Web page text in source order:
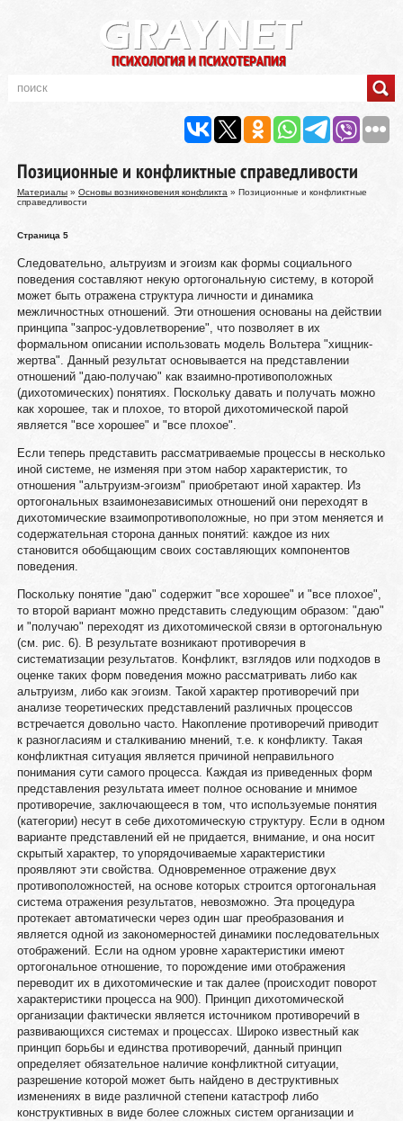
Позиционные и конфликтные справедливости
Материалы» Основы возникновения конфликта » Позиционные и конфликтные
справедливости
Страница 5
Следовательно, альтруизм и эгоизм как формы социального
поведения составляют некую ортогональную систему, в которой
может быть отражена структура личности и динамика
межличностных отношений. Эти отношения основаны на действии
принципа "запрос-удовлетворение", что позволяет в их
формальном описании использовать модель Вольтера "хищник-
жертва". Данный результат основывается на представлении
отношений "даю-получаю" как взаимно-противоположных
(дихотомических) понятиях. Поскольку давать и получать можно
как хорошее, так и плохое, то второй дихотомической парой
является "все хорошее" и "все плохое".
Если теперь представить рассматриваемые процессы в несколько
иной системе, не изменяя при этом набор характеристик, то
отношения "альтруизм-эгоизм" приобретают иной характер. Из
ортогональных взаимонезависимых отношений они переходят в
дихотомические взаимопротивоположные, но при этом меняется и
содержательная сторона данных понятий: каждое из них
становится обобщающим своих составляющих компонентов
поведения.
Поскольку понятие "даю" содержит "все хорошее" и "все плохое",
то второй вариант можно представить следующим образом: "даю"
и "получаю" переходят из дихотомической связи в ортогональную
(см. рис. 6). В результате возникают противоречия в
систематизации результатов. Конфликт, взглядов или подходов в
оценке таких форм поведения можно рассматривать либо как
альтруизм, либо как эгоизм. Такой характер противоречий при
анализе теоретических представлений различных процессов
встречается довольно часто. Накопление противоречий приводит
к разногласиям и сталкиванию мнений, т.е. к конфликту. Такая
конфликтная ситуация является причиной неправильного
понимания сути самого процесса. Каждая из приведенных форм
представления результата имеет полное основание и мнимое
противоречие, заключающееся в том, что используемые понятия
(категории) несут в себе дихотомическую структуру. Если в одном
варианте представлений ей не придается, внимание, и она носит
скрытый характер, то упорядочиваемые характеристики
проявляют эти свойства. Одновременное отражение двух
противоположностей, на основе которых строится ортогональная
система отражения результатов, невозможно. Эта процедура
протекает автоматически через один шаг преобразования и
является одной из закономерностей динамики последовательных
отображений. Если на одном уровне характеристики имеют
ортогональное отношение, то порождение ими отображения
переводит их в дихотомические и так далее (происходит поворот
характеристики процесса на 900). Принцип дихотомической
организации фактически является источником противоречий в
развивающихся системах и процессах. Широко известный как
принцип борьбы и единства противоречий, данный принцип
определяет обязательное наличие конфликтной ситуации,
разрешение которой может быть найдено в деструктивных
изменениях в виде различной степени катастроф либо
конструктивных в виде более сложных систем организации и